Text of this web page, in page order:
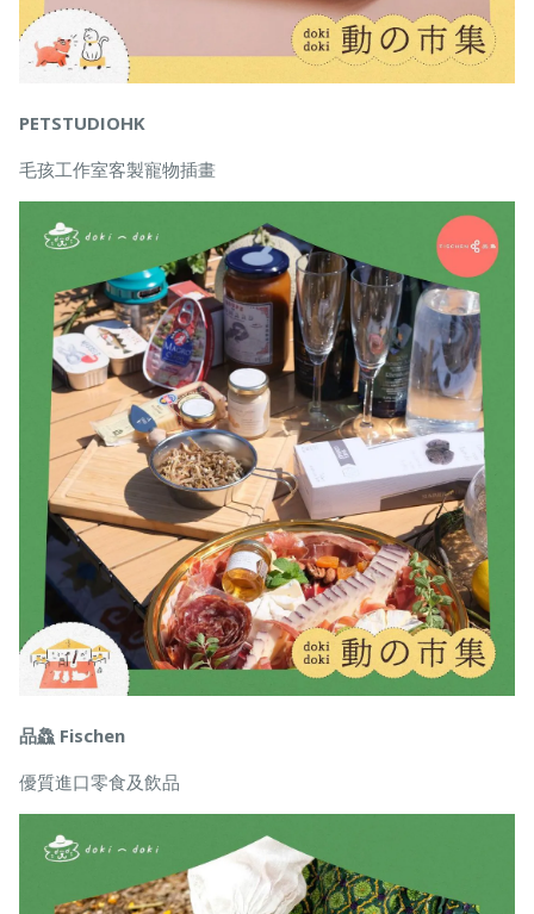
PETSTUDIOHK
毛孩工作室客製寵物插畫
品鱻 Fischen
優質進口零食及飲品